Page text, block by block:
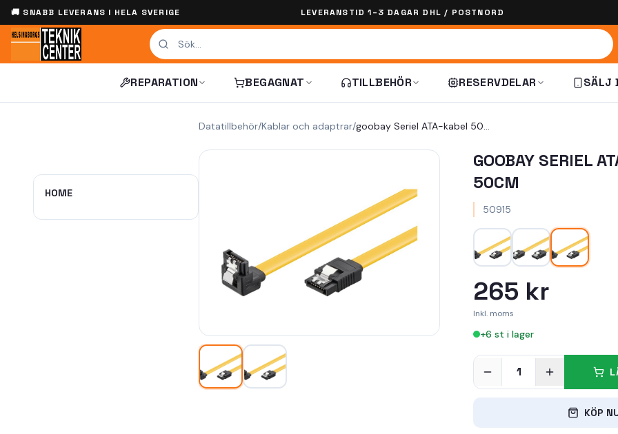
🚚 SNABB LEVERANS I HELA SVERIGE LEVERANSTID 1–3 DAGAR DHL / POSTNORD
REPARATION BEGAGNAT TILLBEHÖR RESERVDELAR SÄLJ
HOME
Datatillbehör/Kablar och adaptrar/ goobay Seriel ATA-kabel 50cm
GOOBAY SERIEL
50CM
50915
265 kr
Inkl. moms
+6 st i lager
1
KÖP